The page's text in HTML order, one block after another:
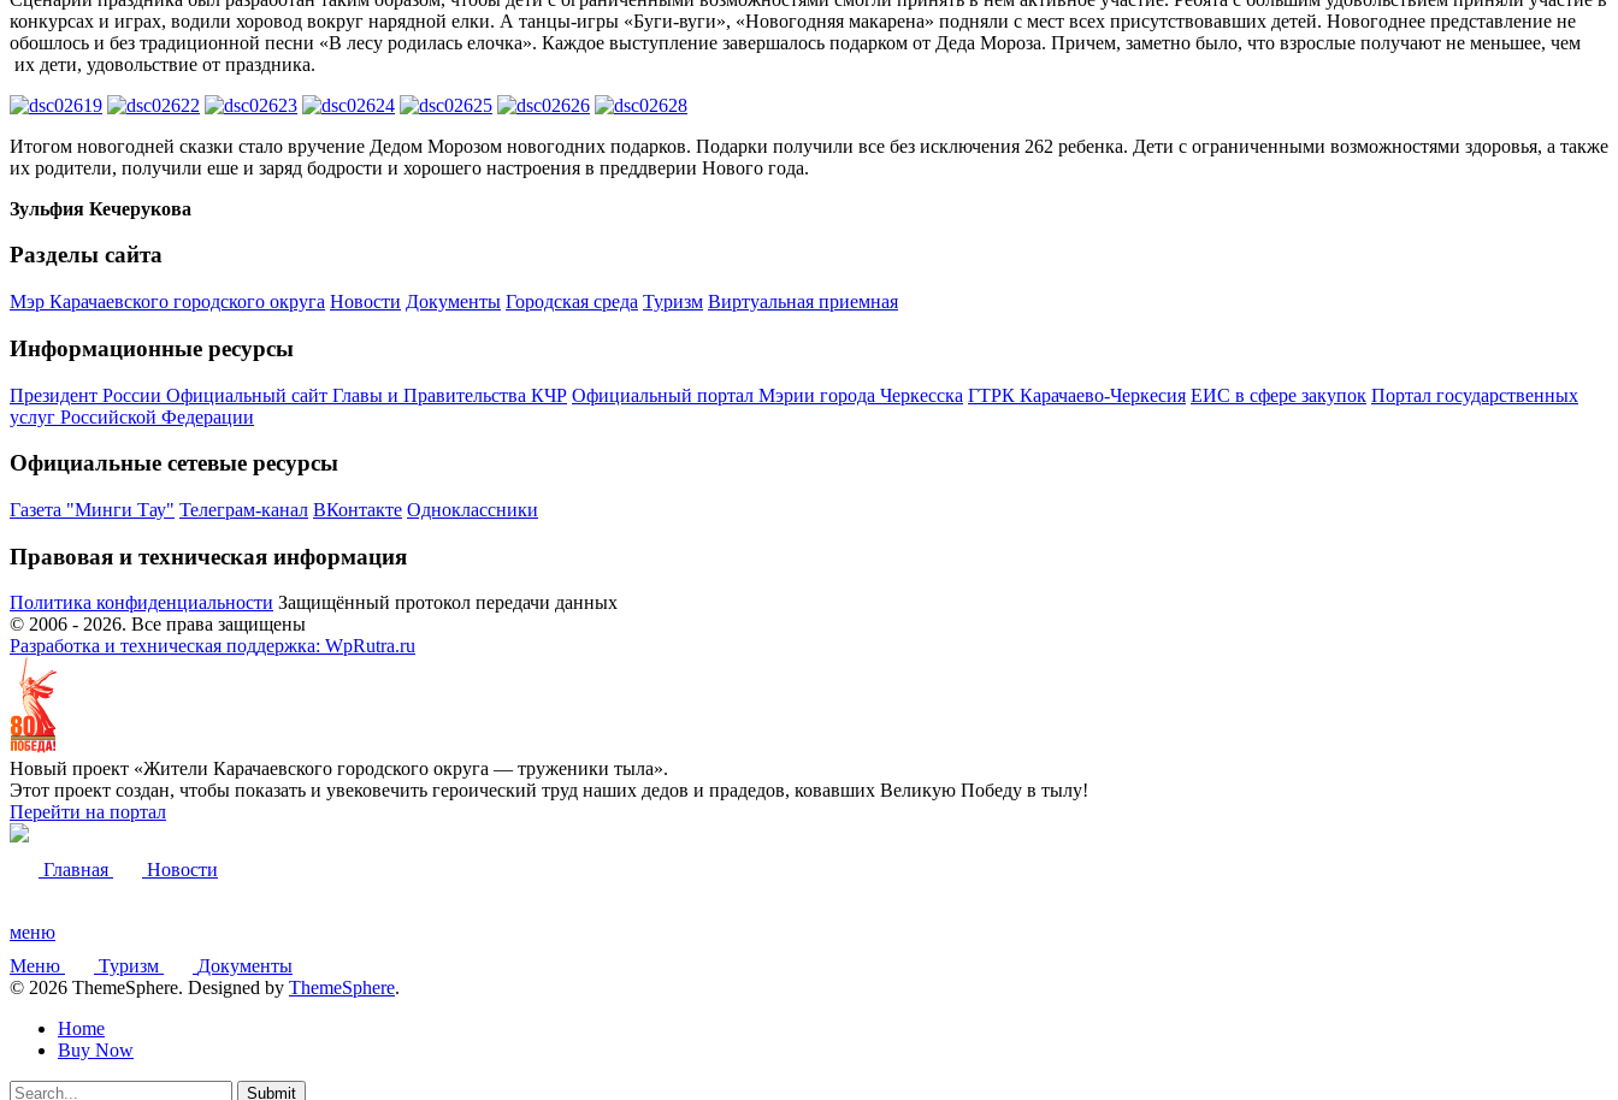
конкурсах и играх, водили хоровод вокруг нарядной елки. А танцы-игры «Буги-вуги», «Новогодняя макарена» подняли с мест всех присутствовавших детей. Новогоднее представление не
обошлось и без традиционной песни «В лесу родилась елочка». Каждое выступление завершалось подарком от Деда Мороза. Причем, заметно было, что взрослые получают не меньшее, чем
их дети, удовольствие от праздника.
Итогом новогодней сказки стало вручение Дедом Морозом новогодних подарков. Подарки получили все без исключения 262 ребенка. Дети с ограниченными возможностями здоровья, а также
их родители, получили еше и заряд бодрости и хорошего настроения в преддверии Нового года.
Зульфия Кечерукова
Разделы сайта
Мэр Карачаевского городского округа Новости Документы Городская среда Туризм Виртуальная приемная
Информационные ресурсы
Президент России Официальный сайт Главы и Правительства КЧР Официальный портал Мэрии города Черкесска ГТРК Карачаево-Черкесия ЕИС в сфере закупок Портал государственных
услуг Российской Федерации
Официальные сетевые ресурсы
Газета "Минги Тау" Телеграм-канал ВКонтакте Одноклассники
Правовая и техническая информация
Политика конфиденциальности Защищённый протокол передачи данных
© 2006 - 2026. Все права защищены
Разработка и техническая поддержка: WpRutra.ru
Новый проект «Жители Карачаевского городского округа — труженики тыла».
Этот проект создан, чтобы показать и увековечить героический труд наших дедов и прадедов, ковавших Великую Победу в тылу!
Перейти на портал
Главная Новости
меню
Меню
Туризм
Документы
© 2026 ThemeSphere. Designed by ThemeSphere.
Home
Buy Now
Submit